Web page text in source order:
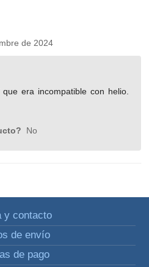
de 2024
era incompatible con helio.
No
y contacto
de envío
de pago